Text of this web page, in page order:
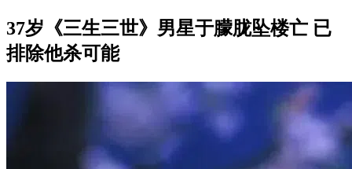
37岁《三生三世》男星于朦胧坠楼亡 已
排除他杀可能